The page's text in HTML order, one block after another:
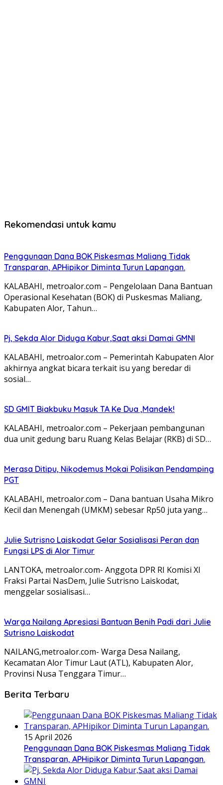
Rekomendasi untuk kamu
Penggunaan Dana BOK Piskesmas Maliang Tidak
Transparan, APHipikor Diminta Turun Lapangan.
KALABAHI, metroalor.com – Pengelolaan Dana Bantuan
Operasional Kesehatan (BOK) di Puskesmas Maliang,
Kabupaten Alor, Tahun…
Pj, Sekda Alor Diduga Kabur,Saat aksi Damai GMNI
KALABAHI, metroalor.com – Pemerintah Kabupaten Alor
akhirnya angkat bicara terkait isu yang beredar di
sosial…
SD GMIT Biakbuku Masuk TA Ke Dua ,Mandek!
KALABAHI, metroalor.com – Pekerjaan pembangunan
dua unit gedung baru Ruang Kelas Belajar (RKB) di SD…
Merasa Ditipu, Nikodemus Mokai Polisikan Pendamping
PGT
KALABAHI, metroalor.com – Dana bantuan Usaha Mikro
Kecil dan Menengah (UMKM) sebesar Rp50 juta yang…
Julie Sutrisno Laiskodat Gelar Sosialisasi Peran dan
Fungsi LPS di Alor Timur
LANTOKA, metroalor.com- Anggota DPR RI Komisi XI
Fraksi Partai NasDem, Julie Sutrisno Laiskodat,
menggelar sosialisasi…
Warga Nailang Apresiasi Bantuan Benih Padi dari Julie
Sutrisno Laiskodat
NAILANG,metroalor.com- Warga Desa Nailang,
Kecamatan Alor Timur Laut (ATL), Kabupaten Alor,
Provinsi Nusa Tenggara Timur…
Berita Terbaru
15 April 2026
Penggunaan Dana BOK Piskesmas Maliang Tidak
Transparan, APHipikor Diminta Turun Lapangan.